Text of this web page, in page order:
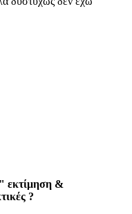
εκτίμηση &
?